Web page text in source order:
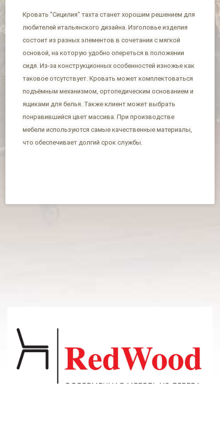
Кровать "Сицилия" тахта станет хорошим решением для
любителей итальянского дизайна. Изголовье изделия
состоит из разных элементов в сочетании с мягкой
основой, на которую удобно опереться в положении
сидя. Из-за конструкционных особенностей изножье как
таковое отсутствует. Кровать может комплектоваться
подъёмным механизмом, ортопедическим основанием и
ящиками для белья. Также клиент может выбрать
понравившийся цвет массива. При производстве
мебели используются самые качественные материалы,
что обеспечивает долгий срок службы.